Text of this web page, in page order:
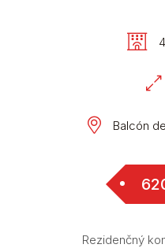
Balcón
Rezidenčný